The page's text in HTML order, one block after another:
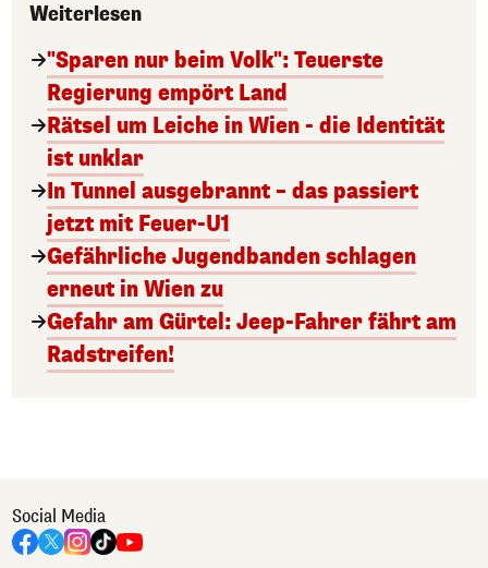
Weiterlesen
"Sparen nur beim Volk": Teuerste
Regierung empört Land
Rätsel um Leiche in Wien - die Identität
ist unklar
In Tunnel ausgebrannt – das passiert
jetzt mit Feuer-U1
Gefährliche Jugendbanden schlagen
erneut in Wien zu
Gefahr am Gürtel: Jeep-Fahrer fährt am
Radstreifen!
Social Media